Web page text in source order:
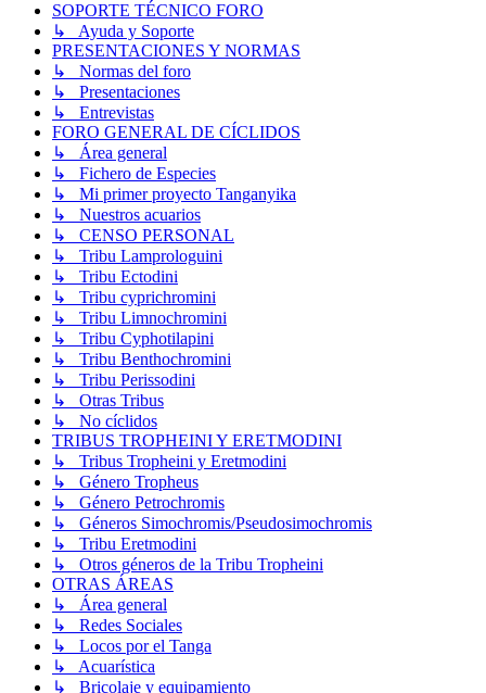
SOPORTE TÉCNICO FORO
↳ Ayuda y Soporte
PRESENTACIONES Y NORMAS
↳ Normas del foro
↳ Presentaciones
↳ Entrevistas
FORO GENERAL DE CÍCLIDOS
↳ Área general
↳ Fichero de Especies
↳ Mi primer proyecto Tanganyika
↳ Nuestros acuarios
↳ CENSO PERSONAL
↳ Tribu Lamprologuini
↳ Tribu Ectodini
↳ Tribu cyprichromini
↳ Tribu Limnochromini
↳ Tribu Cyphotilapini
↳ Tribu Benthochromini
↳ Tribu Perissodini
↳ Otras Tribus
↳ No cíclidos
TRIBUS TROPHEINI Y ERETMODINI
↳ Tribus Tropheini y Eretmodini
↳ Género Tropheus
↳ Género Petrochromis
↳ Géneros Simochromis/Pseudosimochromis
↳ Tribu Eretmodini
↳ Otros géneros de la Tribu Tropheini
OTRAS ÁREAS
↳ Área general
↳ Redes Sociales
↳ Locos por el Tanga
↳ Acuarística
↳ Bricolaje y equipamiento